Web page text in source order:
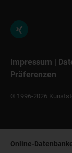
Impressum |
Präferenzen
© 1996-2026
Online-